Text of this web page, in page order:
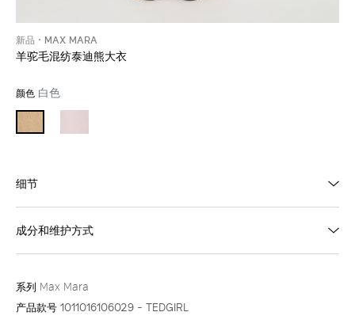
新品 MAX MARA
羊驼毛混纺泰迪熊大衣
颜色 白色
细节
成分和维护方式
系列 Max Mara
产品款号 1011016106029 - TEDGIRL